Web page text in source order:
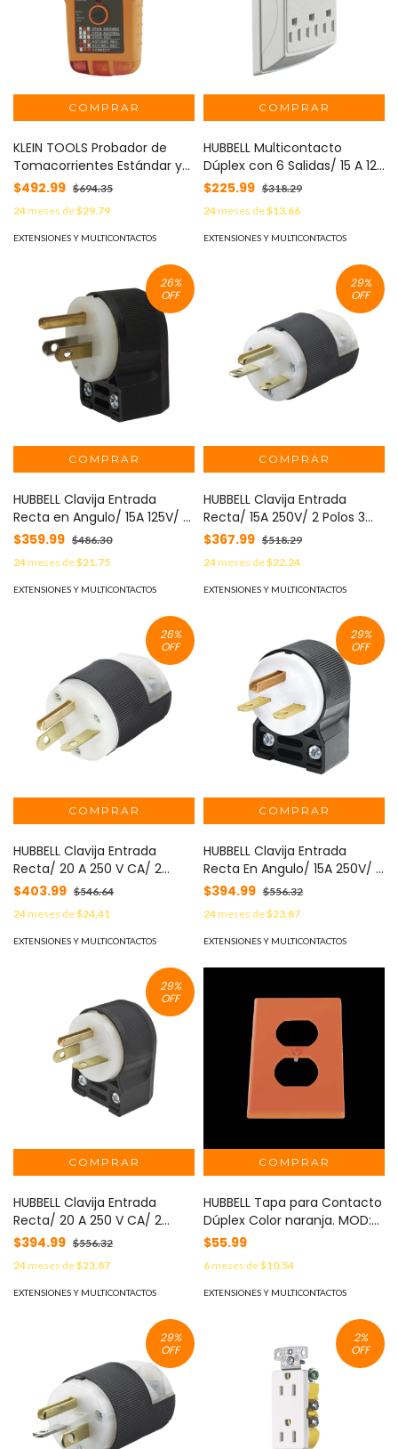
KLEIN TOOLS Probador de
Tomacorrientes Estándar y
Tomacorrientes con
Interruptor de Falla a Tierra
(GFCI). MOD: RT-210
$492.99 $694.35
24meses de$29.79
EXTENSIONES Y MULTICONTACTOS
HUBBELL Multicontacto
Dúplex con 6 Salidas/ 15 A 125
V CA/ 2 Polos 3 Hilos / Color
Blanco. MOD: HUB-RT-600-W
$225.99 $318.29
24meses de$13.66
EXTENSIONES Y MULTICONTACTOS
26%
OFF
HUBBELL Clavija Entrada
Recta en Angulo/ 15A 125V/ 2
Polos 3 Hilos/ Nema 5-15P/
Grado Industrial- Comercial.
MOD: HUB-HBL5266CA
$359.99 $486.30
24meses de$21.75
EXTENSIONES Y MULTICONTACTOS
29%
OFF
HUBBELL Clavija Entrada
Recta/ 15A 250V/ 2 Polos 3
Hilos/ Nema 6-15P/ Grado
Industrial- Comercial. MOD:
HUB-HBL5666C
$367.99 $518.29
24meses de$22.24
EXTENSIONES Y MULTICONTACTOS
26%
OFF
HUBBELL Clavija Entrada
Recta/ 20 A 250 V CA/ 2
Polos 3 Hilos/ Nema 6-20
P/Grado Comercial -
Industrial. MOD: HUB-
HBL5466C
$403.99 $546.64
24meses de$24.41
EXTENSIONES Y MULTICONTACTOS
29%
OFF
HUBBELL Clavija Entrada
Recta En Angulo/ 15A 250V/ 2
Polos 3 Hilos/ Nema 6-15P/
Grado Industrial- Comercial.
MOD: HUB-HBL5666CA
$394.99 $556.32
24meses de$23.87
EXTENSIONES Y MULTICONTACTOS
29%
OFF
HUBBELL Clavija Entrada
Recta/ 20 A 250 V CA/ 2
Polos 3 Hilos/ Nema 6-20
P/Grado Comercial -
Industrial. MOD: HUB-
HBL5466CA
$394.99 $556.32
24meses de$23.87
EXTENSIONES Y MULTICONTACTOS
HUBBELL Tapa para Contacto
Dúplex Color naranja. MOD:
HUB-P80R
$55.99
6meses de$10.54
EXTENSIONES Y MULTICONTACTOS
29%
OFF
2%
OFF